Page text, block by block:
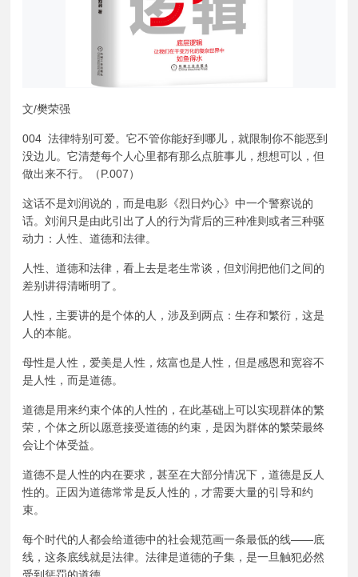
文/樊荣强
004 法律特别可爱。它不管你能好到哪儿，就限制你不能恶到
没边儿。它清楚每个人心里都有那么点脏事儿，想想可以，但
做出来不行。（P.007）
这话不是刘润说的，而是电影《烈日灼心》中一个警察说的
话。刘润只是由此引出了人的行为背后的三种准则或者三种驱
动力：人性、道德和法律。
人性、道德和法律，看上去是老生常谈，但刘润把他们之间的
差别讲得清晰明了。
人性，主要讲的是个体的人，涉及到两点：生存和繁衍，这是
人的本能。
母性是人性，爱美是人性，炫富也是人性，但是感恩和宽容不
是人性，而是道德。
道德是用来约束个体的人性的，在此基础上可以实现群体的繁
荣，个体之所以愿意接受道德的约束，是因为群体的繁荣最终
会让个体受益。
道德不是人性的内在要求，甚至在大部分情况下，道德是反人
性的。正因为道德常常是反人性的，才需要大量的引导和约
束。
每个时代的人都会给道德中的社会规范画一条最低的线——底
线，这条底线就是法律。法律是道德的子集，是一旦触犯必然
受到惩罚的道德。